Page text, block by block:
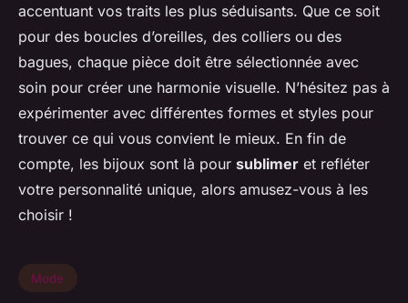
accentuant vos traits les plus séduisants. Que ce soit
pour des boucles d’oreilles, des colliers ou des
bagues, chaque pièce doit être sélectionnée avec
soin pour créer une harmonie visuelle. N’hésitez pas à
expérimenter avec différentes formes et styles pour
trouver ce qui vous convient le mieux. En fin de
compte, les bijoux sont là pour sublimer et refléter
votre personnalité unique, alors amusez-vous à les
choisir !
Mode